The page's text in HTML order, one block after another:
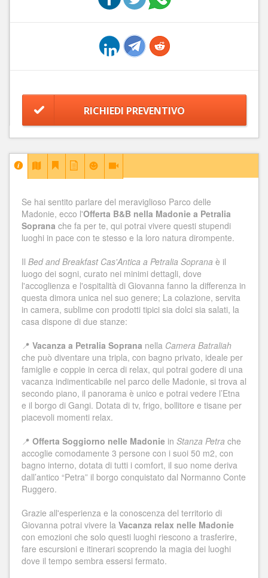
RICHIEDI PREVENTIVO
Se hai sentito parlare del meraviglioso Parco delle
Madonie, ecco l'Offerta B&B nella Madonie a Petralia
Soprana che fa per te, qui potrai vivere questi stupendi
luoghi in pace con te stesso e la loro natura dirompente.
Il Bed and Breakfast Cas'Antica a Petralia Soprana è il
luogo dei sogni, curato nei minimi dettagli, dove
l'accoglienza e l'ospitalità di Giovanna fanno la differenza in
questa dimora unica nel suo genere; La colazione, servita
in camera, sublime con prodotti tipici sia dolci sia salati, la
casa dispone di due stanze:
📍 Vacanza a Petralia Soprana nella Camera Batraliah
che può diventare una tripla, con bagno privato, ideale per
famiglie e coppie in cerca di relax, qui potrai godere di una
vacanza indimenticabile nel parco delle Madonie, si trova al
secondo piano, il panorama è unico e potrai vedere l’Etna
e il borgo di Gangi. Dotata di tv, frigo, bollitore e tisane per
piacevoli momenti relax.
📍 Offerta Soggiorno nelle Madonie in Stanza Petra che
accoglie comodamente 3 persone con i suoi 50 m2, con
bagno interno, dotata di tutti i comfort, il suo nome deriva
dall’antico “Petra” il borgo conquistato dal Normanno Conte
Ruggero.
Grazie all'esperienza e la conoscenza del territorio di
Giovanna potrai vivere la Vacanza relax nelle Madonie
con emozioni che solo questi luoghi riescono a trasferire,
fare escursioni e itinerari scoprendo la magia dei luoghi
dove il tempo sembra essersi fermato.